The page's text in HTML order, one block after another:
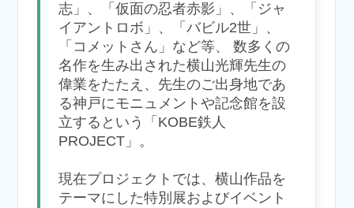
志」、「仮面の忍者赤影」、「ジャ
イアントロボ」、「バビル2世」、
「コメットさん」など等、 数多くの
名作を生み出された横山光輝先生の
偉業をたたえ、先生のご出身地であ
る神戸にモニュメントや記念館を設
立するという「KOBE鉄人
PROJECT」。
現在プロジェクトでは、横山作品を
テーマにした特別展およびイベント